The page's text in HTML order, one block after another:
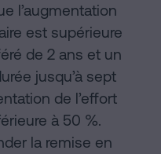
l’augmentation
est supérieure
de 2 ans et un
jusqu’à sept
de l’effort
à 50 %.
la remise en